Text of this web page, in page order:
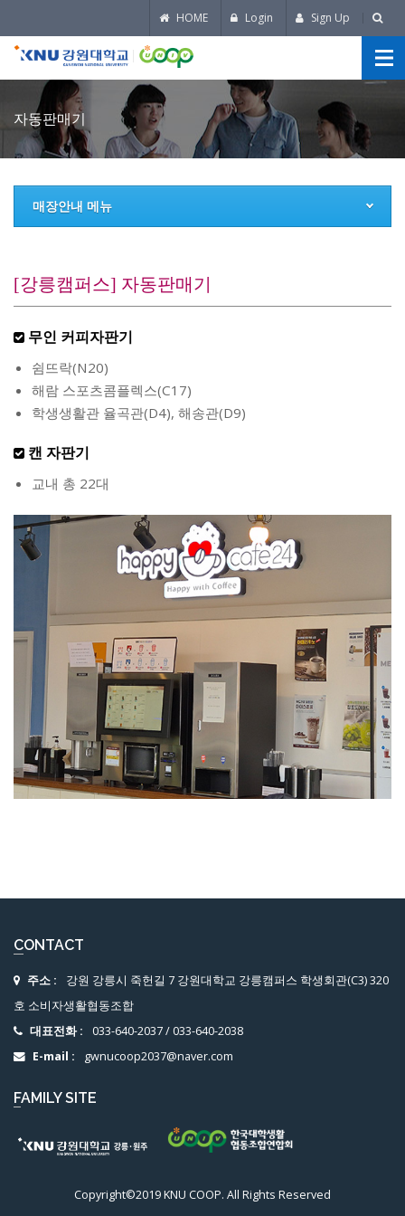
HOME Login Sign Up
자동판매기
매장안내 메뉴
[강릉캠퍼스] 자동판매기
무인 커피자판기
쉼뜨락(N20)
해람 스포츠콤플렉스(C17)
학생생활관 율곡관(D4), 해송관(D9)
캔 자판기
교내 총 22대
CONTACT
주소 :
강원 강릉시 죽헌길 7 강원대학교 강릉캠퍼스 학생회관(C3) 320
호 소비자생활협동조합
대표전화 :
033-640-2037/033-640-2038
E-mail :
gwnucoop2037@naver.com
FAMILY SITE
Copyright©2019 KNU COOP. All Rights Reserved